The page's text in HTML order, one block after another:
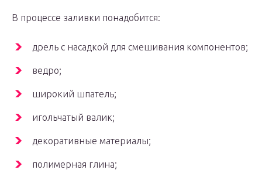
В процессе заливки понадобится:
дрель с насадкой для смешивания компонентов;
ведро;
широкий шпатель;
игольчатый валик;
декоративные материалы;
полимерная глина;